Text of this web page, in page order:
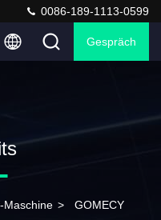
0086-189-1113-0599
Gespräch
Maschine > GOMECY